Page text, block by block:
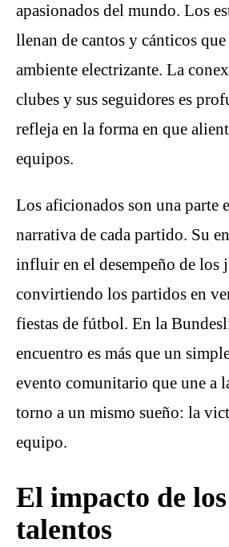
apasionados del mundo. Los
llenan de cantos y cánticos que
ambiente electrizante. La
clubes y sus seguidores es
refleja en la forma en que
equipos.
Los aficionados son una parte
narrativa de cada partido. Su
influir en el desempeño de los
convirtiendo los partidos en
fiestas de fútbol. En la
encuentro es más que un
evento comunitario que une a
torno a un mismo sueño: la
equipo.
El impacto de
talentos